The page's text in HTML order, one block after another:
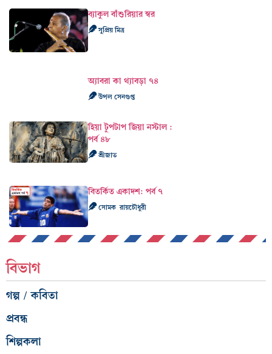
ব্যাকুল বাঁশুরিয়ার স্বর
সুপ্রিয় মিত্র
অ্যাবরা কা থ্যাবড়া ৭৪
উপল সেনগুপ্ত
হিয়া টুপটাপ জিয়া নস্টাল :
পর্ব ৪৮
শ্রীজাত
বিতর্কিত একাদশ: পর্ব ৭
সোমক রায়চৌধুরী
বিভাগ
গল্প / কবিতা
প্রবন্ধ
শিল্পকলা